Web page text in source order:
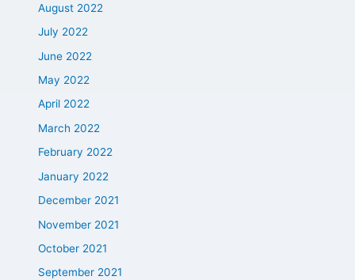
August 2022
July 2022
June 2022
May 2022
April 2022
March 2022
February 2022
January 2022
December 2021
November 2021
October 2021
September 2021